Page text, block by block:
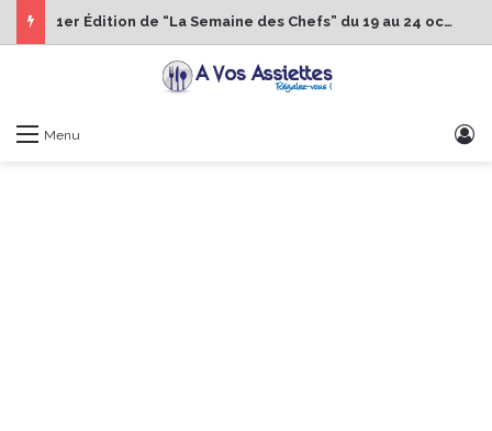
1er Édition de “La Semaine des Chefs” du 19 au 24 octobre 2026
Menu